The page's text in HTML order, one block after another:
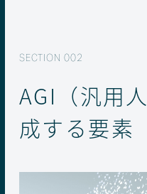
AGI（汎用
成する要素